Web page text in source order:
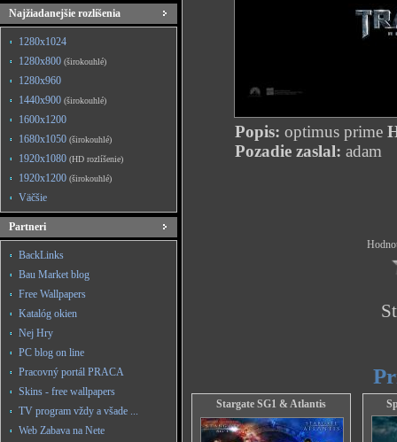
Najžiadanejšie rozlíšenia
1280x1024
1280x800 (širokouhlé)
1280x960
1440x900 (širokouhlé)
1600x1200
1680x1050 (širokouhlé)
1920x1080 (HD rozlíšenie)
1920x1200 (širokouhlé)
Väčšie
Partneri
BackLinks
Bau Market blog
Free Wallpapers
Katalóg okien
Nej Hry
PC blog on line
Pracovný portál PRACA
Skins - free wallpapers
TV program vždy a všade ...
Web Zabava na Nete
Popis: optimus prime
Pozadie zaslal: adam
Stargate SG1 & Atlantis